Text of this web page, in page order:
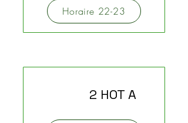
Horaire 22-23
2 HOT A